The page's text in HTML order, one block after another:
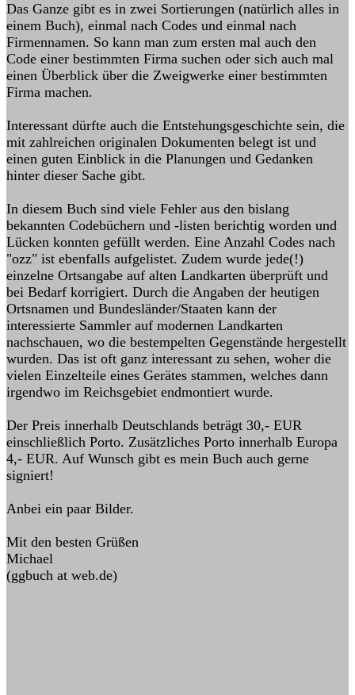
Das Ganze gibt es in zwei Sortierungen (natürlich alles in
einem Buch), einmal nach Codes und einmal nach
Firmennamen. So kann man zum ersten mal auch den
Code einer bestimmten Firma suchen oder sich auch mal
einen Überblick über die Zweigwerke einer bestimmten
Firma machen.
Interessant dürfte auch die Entstehungsgeschichte sein, die
mit zahlreichen originalen Dokumenten belegt ist und
einen guten Einblick in die Planungen und Gedanken
hinter dieser Sache gibt.
In diesem Buch sind viele Fehler aus den bislang
bekannten Codebüchern und -listen berichtig worden und
Lücken konnten gefüllt werden. Eine Anzahl Codes nach
"ozz" ist ebenfalls aufgelistet. Zudem wurde jede(!)
einzelne Ortsangabe auf alten Landkarten überprüft und
bei Bedarf korrigiert. Durch die Angaben der heutigen
Ortsnamen und Bundesländer/Staaten kann der
interessierte Sammler auf modernen Landkarten
nachschauen, wo die bestempelten Gegenstände hergestellt
wurden. Das ist oft ganz interessant zu sehen, woher die
vielen Einzelteile eines Gerätes stammen, welches dann
irgendwo im Reichsgebiet endmontiert wurde.
Der Preis innerhalb Deutschlands beträgt 30,- EUR
einschließlich Porto. Zusätzliches Porto innerhalb Europa
4,- EUR. Auf Wunsch gibt es mein Buch auch gerne
signiert!
Anbei ein paar Bilder.
Mit den besten Grüßen
Michael
(ggbuch at web.de)